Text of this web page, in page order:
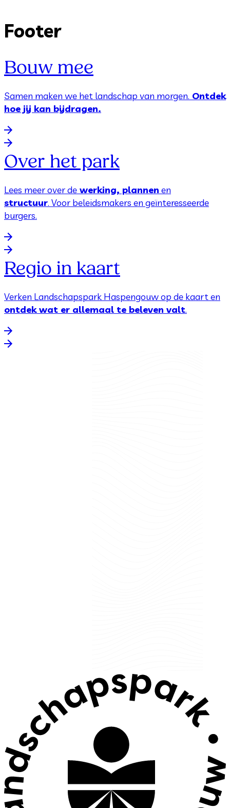
Footer
Bouw mee
Samen maken we het landschap van morgen. Ontdek
hoe jij kan bijdragen.
Over het park
Lees meer over de werking, plannen en
structuur. Voor beleidsmakers en geïnteresseerde
burgers.
Regio in kaart
Verken Landschapspark Haspengouw op de kaart en
ontdek wat er allemaal te beleven valt.